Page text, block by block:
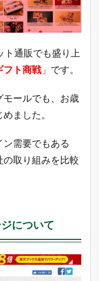
ト通販でも盛り上
フト商戦」です。
モールでも、お歳
ました。
需要でもある
の取り組みを比較
について